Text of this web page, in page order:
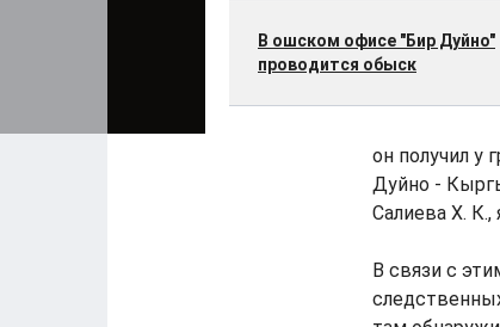
В ошском офисе "Бир Дуйно"
проводится обыск
он получил у
Дуйно -
Салиева Х.
В связи с